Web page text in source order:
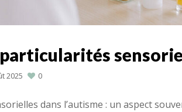
2025 0
dans l’autisme : un aspect